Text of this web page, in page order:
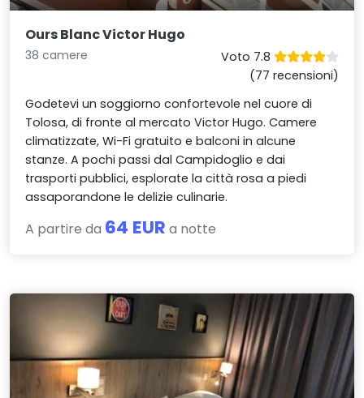
Ours Blanc Victor Hugo
38 camere
Voto 7.8
(77 recensioni)
Godetevi un soggiorno confortevole nel cuore di
Tolosa, di fronte al mercato Victor Hugo. Camere
climatizzate, Wi-Fi gratuito e balconi in alcune
stanze. A pochi passi dal Campidoglio e dai
trasporti pubblici, esplorate la città rosa a piedi
assaporandone le delizie culinarie.
A partire da 64 EUR a notte